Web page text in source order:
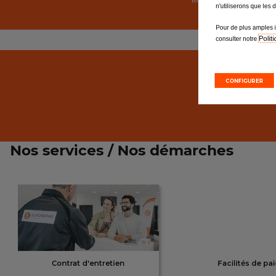
Nos services / Nos démarches
Contrat d'entretien Facilités de
n'utiliserons que les
Pour de plus
consulter notre
CONFIGURER